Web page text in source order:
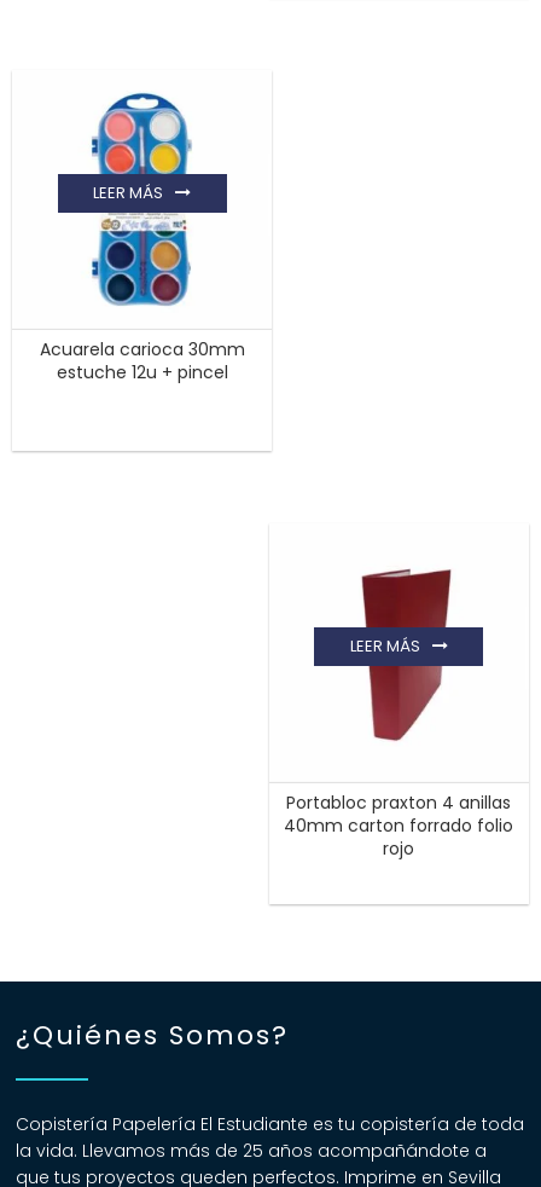
Acuarela carioca 30mm
estuche 12u + pincel
LEER MÁS
Portabloc praxton 4 anillas
40mm carton forrado folio
rojo
LEER MÁS
¿Quiénes Somos?
Copistería Papelería El Estudiante es tu copistería de toda
la vida. Llevamos más de 25 años acompañándote a
que tus proyectos queden perfectos. Imprime en Sevilla